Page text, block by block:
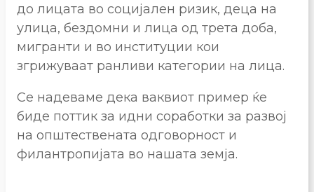
до лицата во социјален ризик, деца на
улица, бездомни и лица од трета доба,
мигранти и во институции кои
згрижуваат ранливи категории на лица.
Се надеваме дека ваквиот пример ќе
биде поттик за идни соработки за развој
на општествената одговорност и
филантропијата во нашата земја.